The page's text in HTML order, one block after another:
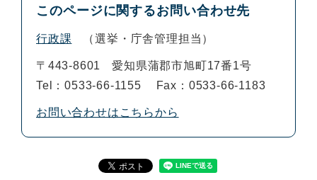
このページに関するお問い合わせ先
行政課 選挙・庁舎管理担当
〒443-8601
愛知県蒲郡市旭町17番1号
Tel：0533-66-1155
Fax：0533-66-1183
お問い合わせはこちらから